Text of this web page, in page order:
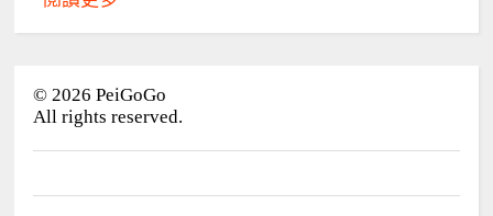
© 2026 PeiGoGo
All rights reserved.